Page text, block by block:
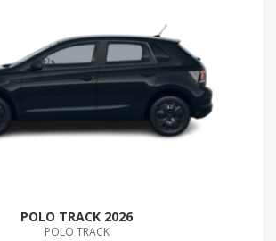
POLO TRACK 2026
POLO TRACK